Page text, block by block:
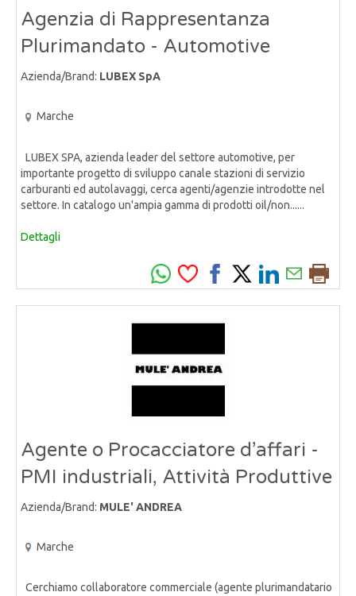
Agenzia di Rappresentanza
Plurimandato - Automotive
Azienda/Brand: LUBEX SpA
Marche
LUBEX SPA, azienda leader del settore automotive, per
importante progetto di sviluppo canale stazioni di servizio
carburanti ed autolavaggi, cerca agenti/agenzie introdotte nel
settore. In catalogo un'ampia gamma di prodotti oil/non......
Dettagli
Agente o Procacciatore d’affari -
PMI industriali, Attività Produttive
Azienda/Brand: MULE' ANDREA
Marche
Cerchiamo collaboratore commerciale (agente plurimandatario